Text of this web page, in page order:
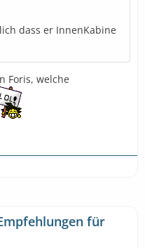
dass er InnenKabine
Foris, welche
für